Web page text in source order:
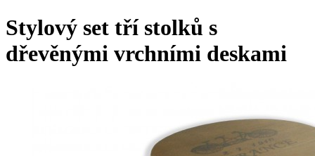
Stylový set tří stolků s
dřevěnými vrchními deskami